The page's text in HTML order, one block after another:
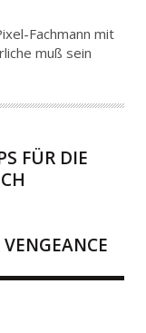
Fachmann mit
muß sein
FÜR DIE